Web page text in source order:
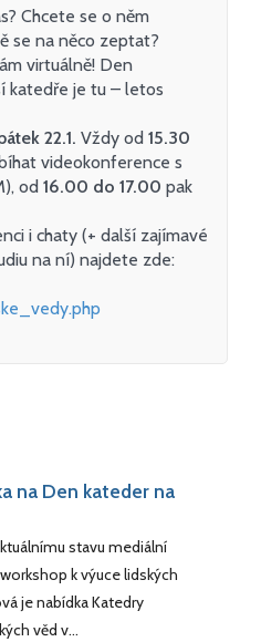
Chcete se o něm
se na něco zeptat?
virtuálně! Den
katedře je tu – letos
22.1. Vždy od 15.30
videokonference s
od 16.00 do 17.00 pak
i chaty (+ další zajímavé
na ní) najdete zde:
na Den kateder na
stavu mediální
k výuce lidských
je nabídka Katedry
věd v…